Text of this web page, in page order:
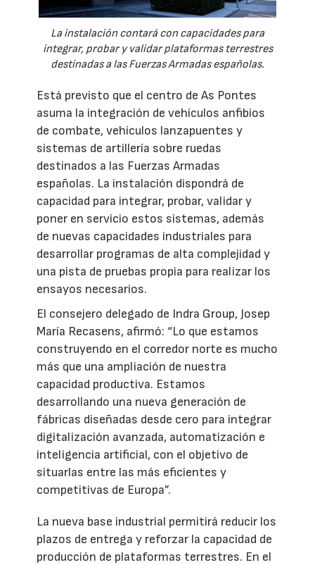
La instalación contará con capacidades para
integrar, probar y validar plataformas terrestres
destinadas a las Fuerzas Armadas españolas.
Está previsto que el centro de As Pontes
asuma la integración de vehículos anfibios
de combate, vehículos lanzapuentes y
sistemas de artillería sobre ruedas
destinados a las Fuerzas Armadas
españolas. La instalación dispondrá de
capacidad para integrar, probar, validar y
poner en servicio estos sistemas, además
de nuevas capacidades industriales para
desarrollar programas de alta complejidad y
una pista de pruebas propia para realizar los
ensayos necesarios.
El consejero delegado de Indra Group, Josep
María Recasens, afirmó: “Lo que estamos
construyendo en el corredor norte es mucho
más que una ampliación de nuestra
capacidad productiva. Estamos
desarrollando una nueva generación de
fábricas diseñadas desde cero para integrar
digitalización avanzada, automatización e
inteligencia artificial, con el objetivo de
situarlas entre las más eficientes y
competitivas de Europa”.
La nueva base industrial permitirá reducir los
plazos de entrega y reforzar la capacidad de
producción de plataformas terrestres. En el